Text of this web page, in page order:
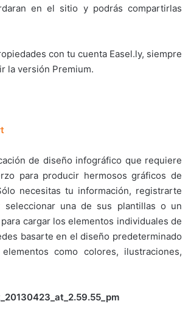
en el sitio y podrás compartirlas
con tu cuenta Easel.ly, siempre
la versión Premium.
de diseño infográfico que requiere
para producir hermosos gráficos de
necesitas tu información, registrarte
seleccionar una de sus plantillas o un
cargar los elementos individuales de
basarte en el diseño predeterminado
como colores, ilustraciones,